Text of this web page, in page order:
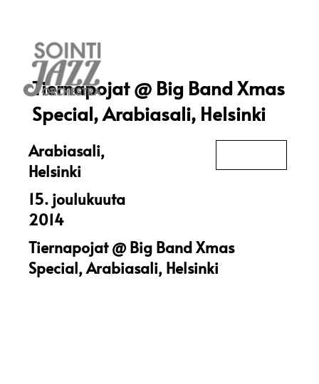
Tiernapojat @ Big Band Xmas
Special, Arabiasali, Helsinki
Arabiasali,
Helsinki
15. joulukuuta
2014
Tiernapojat @ Big Band Xmas
Special, Arabiasali, Helsinki